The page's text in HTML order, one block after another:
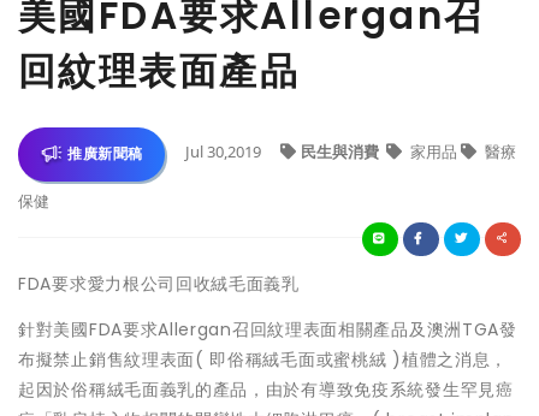
美國FDA要求Allergan召
回紋理表面產品
推廣新聞稿 Jul 30,2019 民生與消費 家用品 醫療
保健
FDA要求愛力根公司回收絨毛面義乳
針對美國FDA要求Allergan召回紋理表面相關產品及澳洲TGA發
布擬禁止銷售紋理表面( 即俗稱絨毛面或蜜桃絨 )植體之消息，
起因於俗稱絨毛面義乳的產品，由於有導致免疫系統發生罕見癌